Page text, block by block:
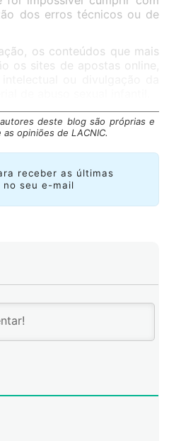
dos erros técnicos ou de
os conteúdos que mais
os sites de apostas online,
deste blog são próprias e
opiniões de LACNIC.
receber as últimas
no seu e-mail